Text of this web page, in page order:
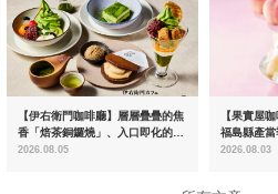
【伊右衛門咖啡廳】層層疊疊的焦
香「焙茶銅鑼燒」、入口即化的
「宇治抹茶提拉米蘇」全新登場
2026.08.05
【果實屋
福島縣產
2026.08.03